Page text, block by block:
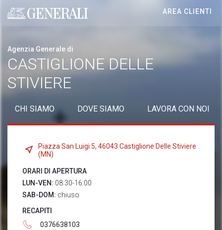
Generali logo
AREA CLIENTI
Agenzia Generale di
CASTIGLIONE DELLE
STIVIERE
CHI SIAMO DOVE SIAMO LAVORA CON NOI
Piazza San Luigi 5, 46043 Castiglione Delle Stiviere
(MN)
ORARI DI APERTURA
LUN-VEN: 08:30-16:00
SAB-DOM: chiuso
RECAPITI
0376638103